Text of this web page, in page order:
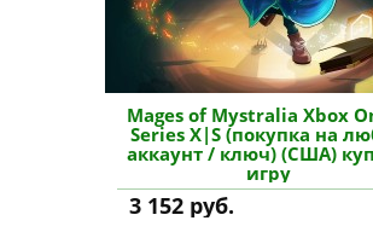
Mages of Mystralia Xbox
Series X|S (покупка на
аккаунт / ключ) (США)
игру
3 152 руб.